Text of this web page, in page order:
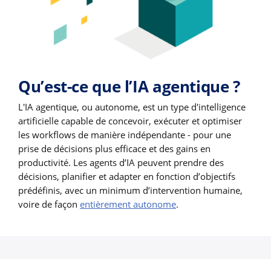
Qu’est-ce que l’IA agentique ?
L'IA agentique, ou autonome, est un type d'intelligence
artificielle capable de concevoir, exécuter et optimiser
les workflows de manière indépendante - pour une
prise de décisions plus efficace et des gains en
productivité. Les agents d’IA peuvent prendre des
décisions, planifier et adapter en fonction d’objectifs
prédéfinis, avec un minimum d’intervention humaine,
voire de façon entièrement autonome.